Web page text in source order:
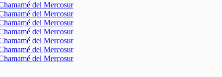
del Mercosur
del Mercosur
del Mercosur
del Mercosur
del Mercosur
del Mercosur
del Mercosur